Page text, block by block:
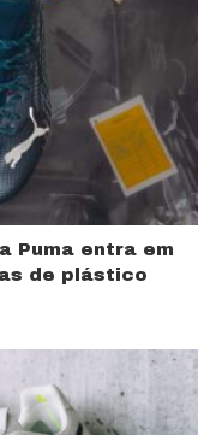
Puma entra em
de plástico